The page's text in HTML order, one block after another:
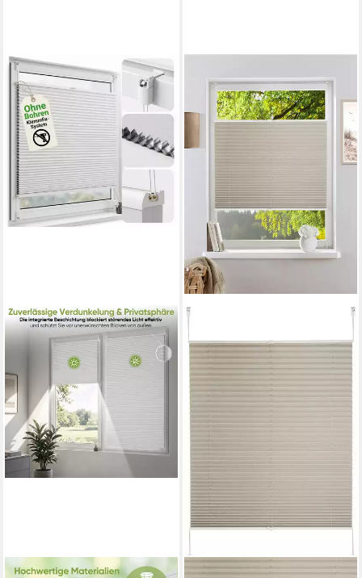
SALCAR OTTO HOME